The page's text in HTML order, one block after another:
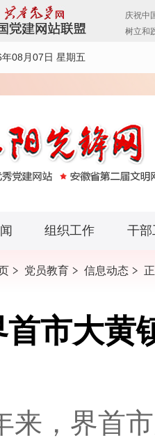
08月07日 星期五
组织工作 干部
党员教育 信息动态
首市大黄
来，界首